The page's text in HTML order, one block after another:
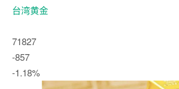
台湾黄金
71827
-857
-1.18%